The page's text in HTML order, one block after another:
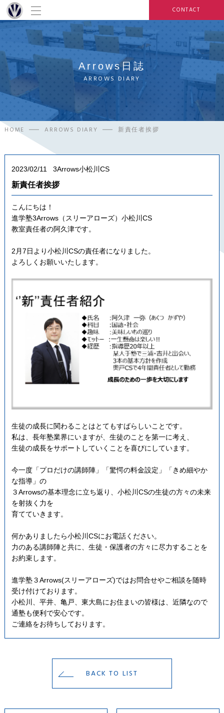
CONTACT
Arrows日誌
ARROWS DIARY
HOME ARROWS DIARY 新責任者挨拶
2023/02/11 3Arrows小松川CS
新責任者挨拶
こんにちは！
進学塾3Arrows（スリーアローズ）小松川CS
教室責任者の阿久津です。
2月7日より小松川CSの責任者になりました。
よろしくお願いいたします。
生徒の成長に関わることはとてもすばらしいことです。
私は、長年塾業界にいますが、生徒のことを第一に考え、
生徒の成長をサポートしていくことを喜びにしています。
今一度「プロだけの講師陣」「驚愕の料金設定」「きめ細やか
な指導」の
３Arrowsの基本理念に立ち返り、小松川CSの生徒の方々の未来
を射抜く力を
育てていきます。
何かありましたら小松川CSにお電話ください。
力のある講師陣と共に、 生徒・保護者の方々に尽力することを
お約束します。
進学塾３Arrows(スリーアローズ)ではお問合せやご相談を随時
受け付けております。
小松川、平井、亀戸、東大島にお住まいの皆様は、近隣なので
通塾も便利で安心です。
ご連絡をお待ちしております。
BACK TO LIST